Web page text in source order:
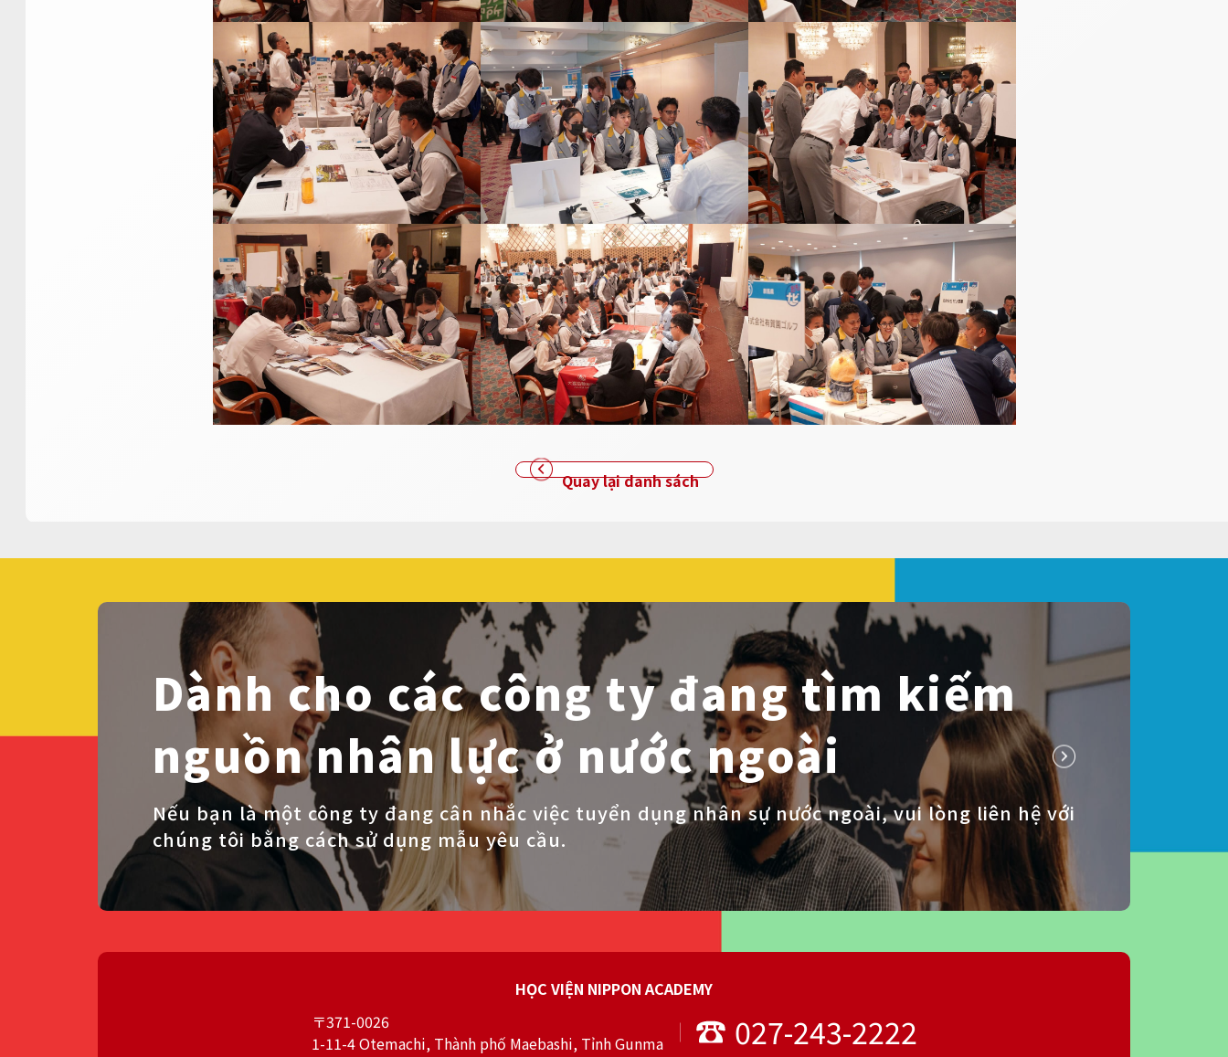
Quay lại danh sách
Dành cho các công ty đang tìm kiếm
nguồn nhân lực ở nước ngoài
Nếu bạn là một công ty đang cân nhắc việc tuyển dụng nhân sự nước ngoài, vui lòng liên hệ với
chúng tôi bằng cách sử dụng mẫu yêu cầu.
HỌC VIỆN NIPPON ACADEMY
〒371-0026
1-11-4 Otemachi, Thành phố Maebashi, Tỉnh Gunma
027-243-2222